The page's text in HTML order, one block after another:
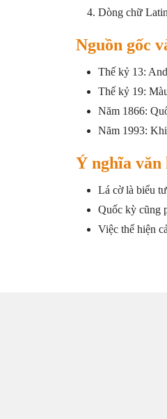
Dòng chữ
Nguồn gốc
Thế kỷ 13:
Thế kỷ 19:
Năm 1866:
Năm 1993:
Ý nghĩa văn
Lá cờ là biểu
Quốc kỳ cũng
Việc thể hiện